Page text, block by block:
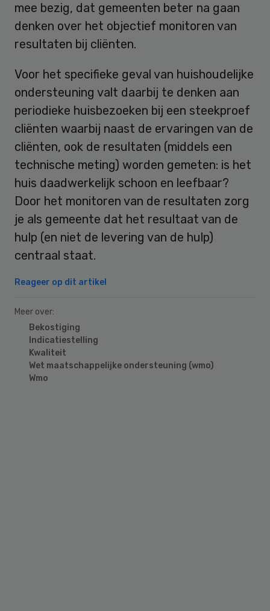
mee bezig, dat gemeenten beter na gaan
denken over het objectief monitoren van
resultaten bij cliënten.
Voor het specifieke geval van huishoudelijke
ondersteuning valt daarbij te denken aan
periodieke huisbezoeken bij een steekproef
cliënten waarbij naast de ervaringen van de
cliënten, ook de resultaten (middels een
technische meting) worden gemeten: is het
huis daadwerkelijk schoon en leefbaar?
Door het monitoren van de resultaten zorg
je als gemeente dat het resultaat van de
hulp (en niet de levering van de hulp)
centraal staat.
Reageer op dit artikel
Meer over:
Bekostiging
Indicatiestelling
Kwaliteit
Wet maatschappelijke ondersteuning (wmo)
Wmo